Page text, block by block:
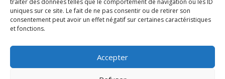
traiter des données telles que le comportement de navigation ou les ID
uniques sur ce site. Le fait de ne pas consentir ou de retirer son
consentement peut avoir un effet négatif sur certaines caractéristiques
et fonctions.
Accepter